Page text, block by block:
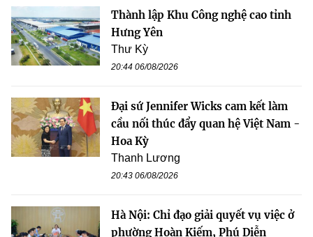
Thành lập Khu Công nghệ cao tỉnh
Hưng Yên
Thư Kỳ
20:44 06/08/2026
Đại sứ Jennifer Wicks cam kết làm
cầu nối thúc đẩy quan hệ Việt Nam -
Hoa Kỳ
Thanh Lương
20:43 06/08/2026
Hà Nội: Chỉ đạo giải quyết vụ việc ở
phường Hoàn Kiếm, Phú Diễn